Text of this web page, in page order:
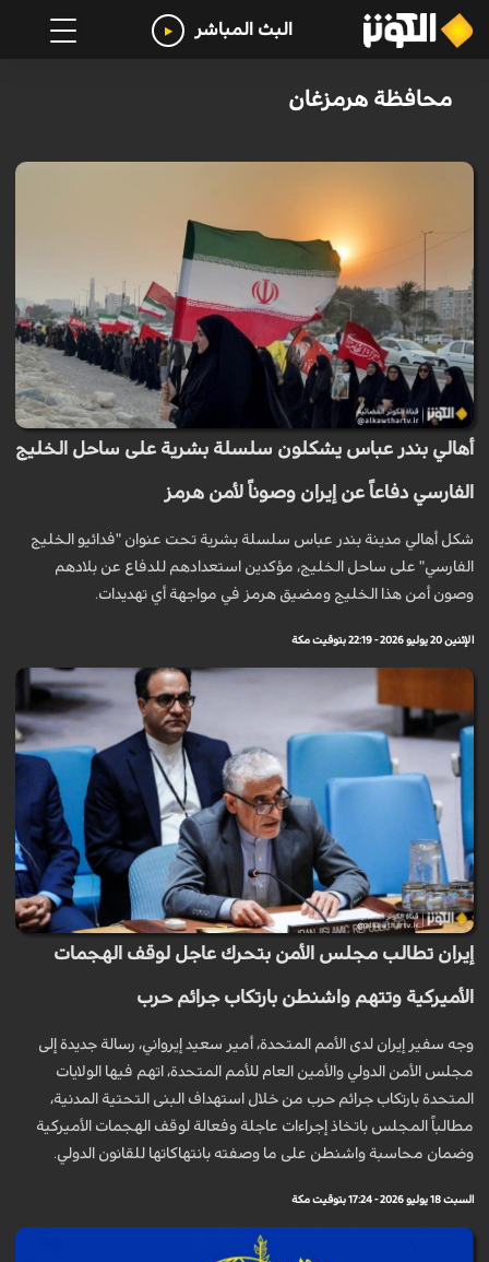
البث المباشر
محافظة هرمزغان
أهالي بندر عباس يشكلون سلسلة بشرية على ساحل الخليج
الفارسي دفاعاً عن إيران وصوناً لأمن هرمز
شكل أهالي مدينة بندر عباس سلسلة بشرية تحت عنوان "فدائيو الخليج
الفارسي" على ساحل الخليج، مؤكدين استعدادهم للدفاع عن بلادهم
وصون أمن هذا الخليج ومضيق هرمز في مواجهة أي تهديدات.
الإثنين 20 يوليو 2026 - 22:19 بتوقيت مكة
إيران تطالب مجلس الأمن بتحرك عاجل لوقف الهجمات
الأميركية وتتهم واشنطن بارتكاب جرائم حرب
وجه سفير إيران لدى الأمم المتحدة، أمير سعيد إيرواني، رسالة جديدة إلى
مجلس الأمن الدولي والأمين العام للأمم المتحدة، اتهم فيها الولايات
المتحدة بارتكاب جرائم حرب من خلال استهداف البنى التحتية المدنية،
مطالباً المجلس باتخاذ إجراءات عاجلة وفعالة لوقف الهجمات الأميركية
وضمان محاسبة واشنطن على ما وصفته بانتهاكاتها للقانون الدولي.
السبت 18 يوليو 2026 - 17:24 بتوقيت مكة